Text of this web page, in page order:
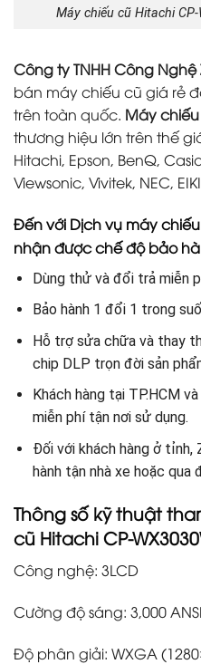
Máy chiếu cũ Hitachi
Công ty TNHH Công
bán máy chiếu cũ giá rẻ
trên toàn quốc. Máy
thương hiệu lớn trên thế
Hitachi, Epson, BenQ,
Viewsonic, Vivitek, NEC,
Đến với Dịch vụ máy
nhận được chế độ bảo
Dùng thử và đổi trả miễn
Bảo hành 1 đổi 1 trong
Hỗ trợ sửa chữa và thay
chip DLP trọn đời sản
Khách hàng tại TP.HCM
miễn phí tận nơi sử dụng.
Đối với khách hàng ở tỉnh,
hành tận nhà xe hoặc qua
Thông số kỹ thuật
cũ Hitachi CP-
Công nghệ: 3LCD
Cường độ sáng: 3,000
Độ phân giải: WXGA